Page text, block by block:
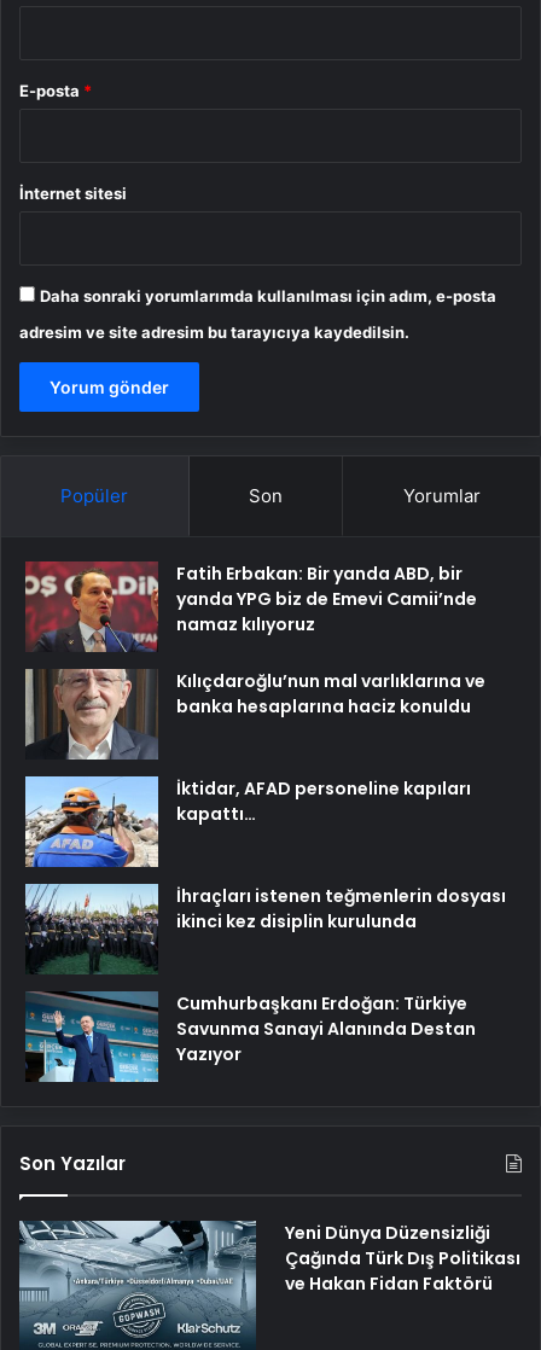
E-posta *
İnternet sitesi
Daha sonraki yorumlarımda kullanılması için adım, e-posta
adresim ve site adresim bu tarayıcıya kaydedilsin.
Popüler Son Yorumlar
Fatih Erbakan: Bir yanda ABD, bir
yanda YPG biz de Emevi Camii’nde
namaz kılıyoruz
Kılıçdaroğlu’nun mal varlıklarına ve
banka hesaplarına haciz konuldu
İktidar, AFAD personeline kapıları
kapattı…
İhraçları istenen teğmenlerin dosyası
ikinci kez disiplin kurulunda
Cumhurbaşkanı Erdoğan: Türkiye
Savunma Sanayi Alanında Destan
Yazıyor
Son Yazılar
Yeni Dünya Düzensizliği
Çağında Türk Dış Politikası
ve Hakan Fidan Faktörü